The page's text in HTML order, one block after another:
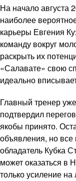
На начало августа
наиболее
карьеры Евгения
команду вокруг
раскрыть их
«Салавате» свою
идеально
Главный тренер
подтвердил
якобы принято.
объявления, но все
обладатель Кубка
может оказаться в
только усиление